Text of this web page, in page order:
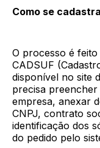
Como se
O processo é
CADSUF
disponível no site
precisa
empresa, anexar
CNPJ, contrato
identificação dos
do pedido pelo